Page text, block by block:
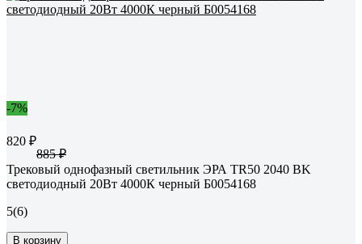
-7%
820 ₽
885 ₽
Трековый однофазный светильник ЭРА TR50 2040 BK
светодиодный 20Вт 4000К черный Б0054168
5(6)
В корзину